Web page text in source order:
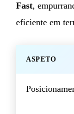
Fast,
eficiente em
ASPETO